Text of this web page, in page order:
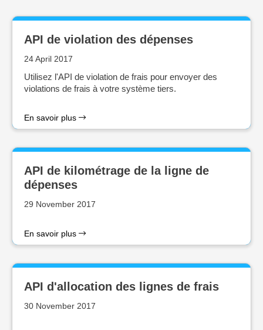
API de violation des dépenses
24 April 2017
Utilisez l'API de violation de frais pour envoyer des
violations de frais à votre système tiers.
En savoir plus
API de kilométrage de la ligne de
dépenses
29 November 2017
En savoir plus
API d'allocation des lignes de frais
30 November 2017